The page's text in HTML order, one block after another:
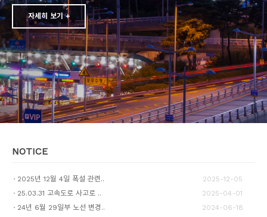
자세히 보기 +
NOTICE
2025년 12월 4일 폭설 관련..
2025-12-05
25.03.31 고속도로 사고로 ..
2025-04-01
24년 6월 29일부 노선 변경..
2024-06-18